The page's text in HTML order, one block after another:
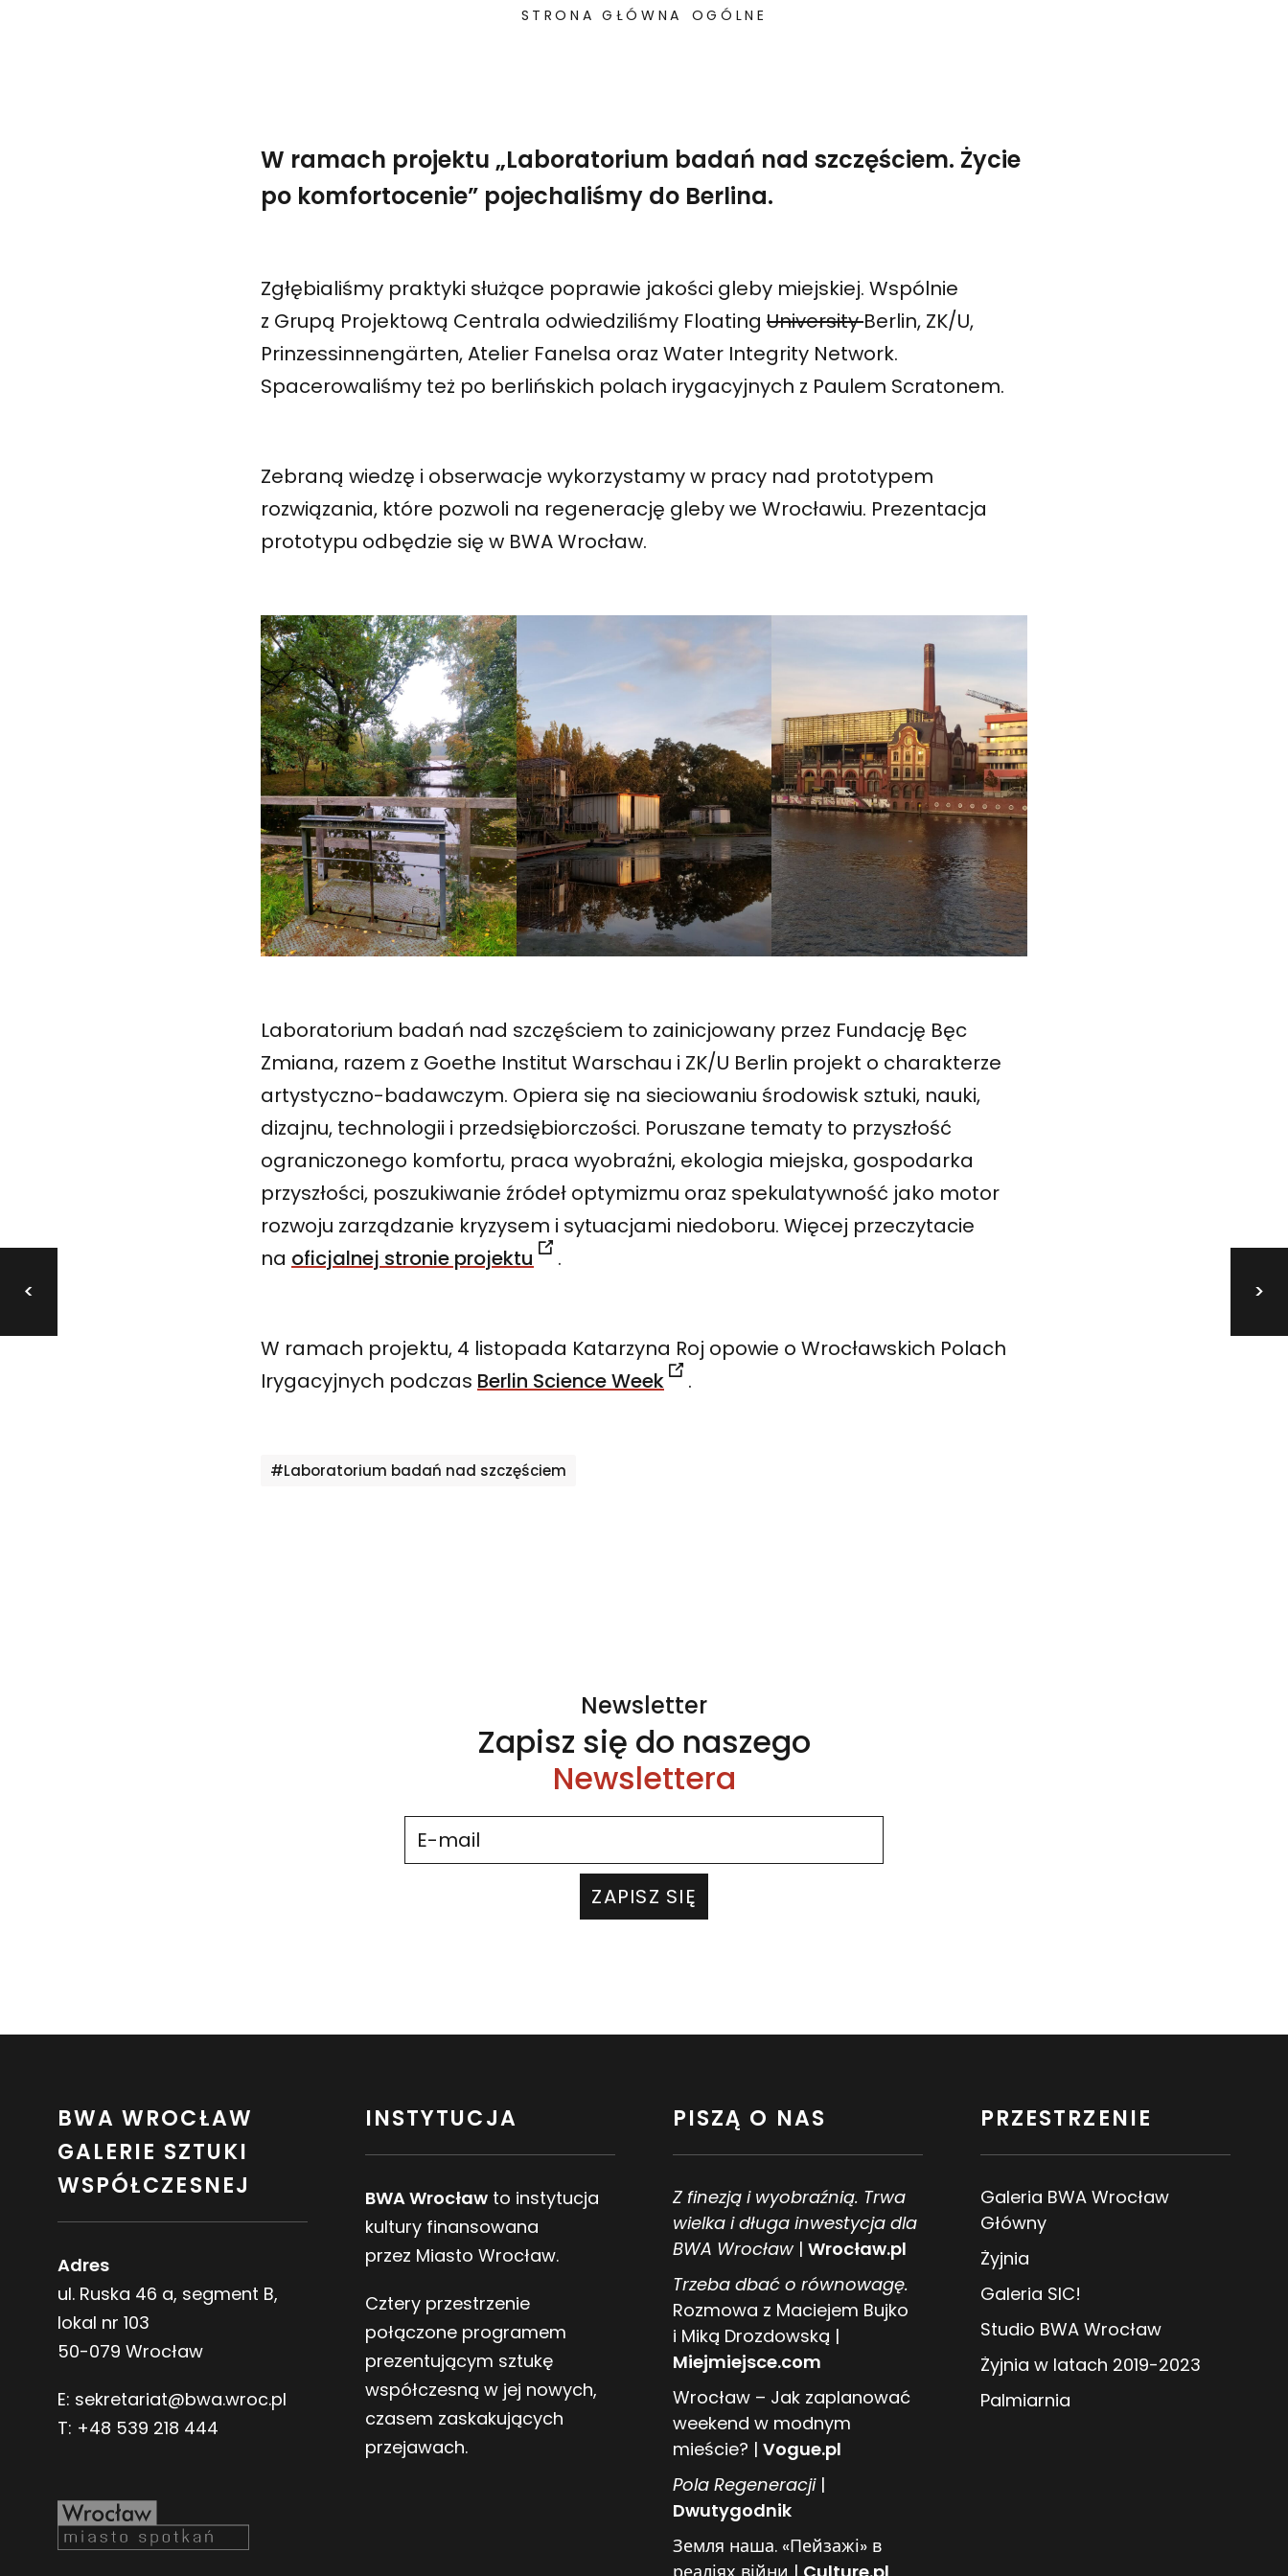
STRONA GŁÓWNA OGÓLNE
W ramach projektu „Laboratorium badań nad szczęściem. Życie
po komfortocenie” pojechaliśmy do Berlina.
Zgłębialiśmy praktyki służące poprawie jakości gleby miejskiej. Wspólnie
z Grupą Projektową Centrala odwiedziliśmy Floating UniversityBerlin, ZK/U,
Prinzessinnengärten, Atelier Fanelsa oraz Water Integrity Network.
Spacerowaliśmy też po berlińskich polach irygacyjnych z Paulem Scratonem.
Zebraną wiedzę i obserwacje wykorzystamy w pracy nad prototypem
rozwiązania, które pozwoli na regenerację gleby we Wrocławiu. Prezentacja
prototypu odbędzie się w BWA Wrocław.
Laboratorium badań nad szczęściem to zainicjowany przez Fundację Bęc
Zmiana, razem z Goethe Institut Warschau i ZK/U Berlin projekt o charakterze
artystyczno-badawczym. Opiera się na sieciowaniu środowisk sztuki, nauki,
dizajnu, technologii i przedsiębiorczości. Poruszane tematy to przyszłość
ograniczonego komfortu, praca wyobraźni, ekologia miejska, gospodarka
przyszłości, poszukiwanie źródeł optymizmu oraz spekulatywność jako motor
rozwoju zarządzanie kryzysem i sytuacjami niedoboru. Więcej przeczytacie
na oficjalnej stronie projektu .
W ramach projektu, 4 listopada Katarzyna Roj opowie o Wrocławskich Polach
Irygacyjnych podczas Berlin Science Week .
Tagi
#Laboratorium badań nad szczęściem
< >
Newsletter
Zapisz się do naszego
Newslettera
ZAPISZ SIĘ
BWA WROCŁAW
GALERIE SZTUKI
WSPÓŁCZESNEJ
Adres
ul. Ruska 46 a, segment B,
lokal nr 103
50-079 Wrocław
E: sekretariat@bwa.wroc.pl
T: +48 539 218 444
INSTYTUCJA
BWA Wrocław to instytucja
kultury finansowana
przez Miasto Wrocław.
Cztery przestrzenie
połączone programem
prezentującym sztukę
współczesną w jej nowych,
czasem zaskakujących
przejawach.
PISZĄ O NAS
Z finezją i wyobraźnią. Trwa
wielka i długa inwestycja dla
BWA Wrocław| Wrocław.pl
Trzeba dbać o równowagę.
Rozmowa z Maciejem Bujko
i Miką Drozdowską |
Miejmiejsce.com
Wrocław – Jak zaplanować
weekend w modnym
mieście? | Vogue.pl
Pola Regeneracji |
Dwutygodnik
Земля наша. «Пейзажі» в
PRZESTRZENIE
Galeria BWA Wrocław
Główny
Żyjnia
Galeria SIC!
Studio BWA Wrocław
Żyjnia w latach 2019-2023
Palmiarnia